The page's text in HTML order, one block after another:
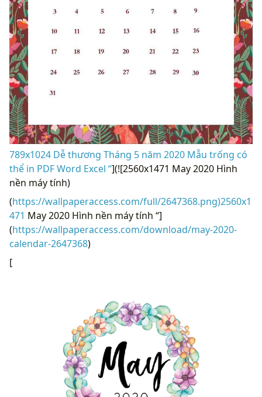
789x1024 Dễ thương Tháng 5 năm 2020 Mẫu trống có
thể in PDF Word Excel “](![2560x1471 May 2020 Hình
nền máy tính)
(https://wallpaperaccess.com/full/2647368.png)2560x1
471 May 2020 Hình nền máy tính “]
(https://wallpaperaccess.com/download/may-2020-
calendar-2647368)
[